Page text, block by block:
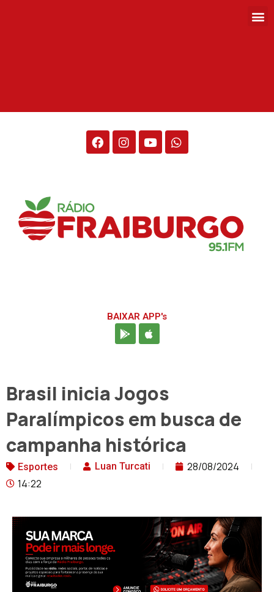
BAIXAR APP's
Brasil inicia Jogos
Paralímpicos em busca de
campanha histórica
Esportes Luan Turcati
28/08/2024
14:22